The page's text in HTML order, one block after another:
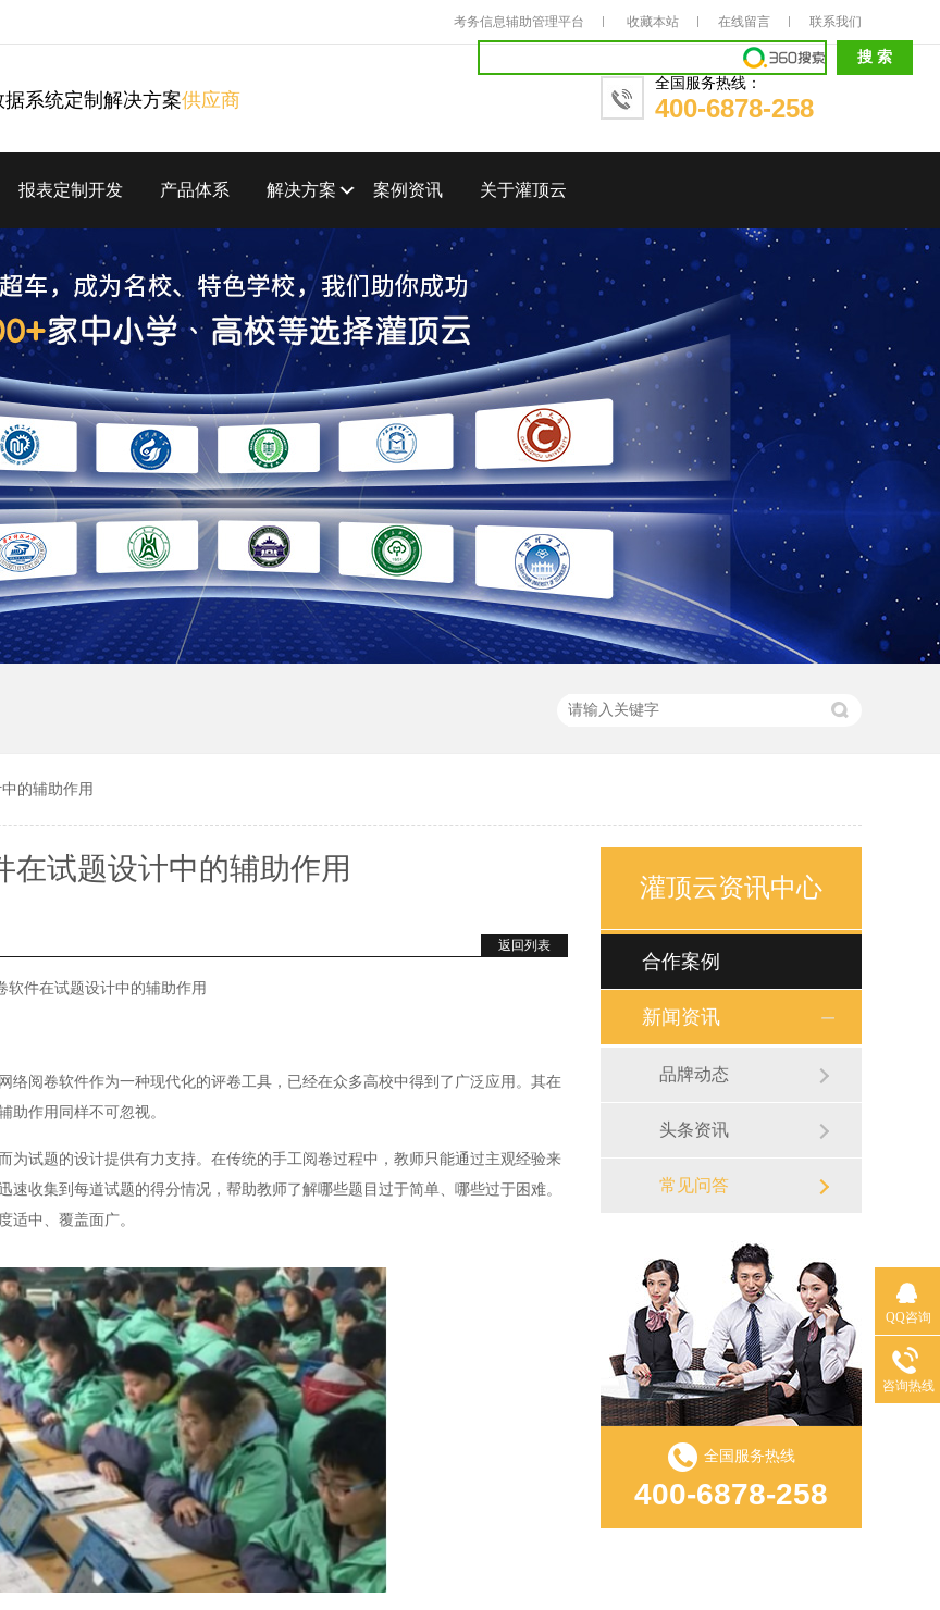
考务信息辅助管理平台 收藏本站 在线留言 联系我们
系统定制解决方案供应商
全国服务热线：
400-6878-258
报表定制开发 产品体系 解决方案 案例资讯 关于灌顶云
的辅助作用
在试题设计中的辅助作用
返回列表
软件在试题设计中的辅助作用
阅卷软件作为一种现代化的评卷工具，已经在众多高校中得到了广泛应用。其在
助作用同样不可忽视。
试题的设计提供有力支持。在传统的手工阅卷过程中，教师只能通过主观经验来
收集到每道试题的得分情况，帮助教师了解哪些题目过于简单、哪些过于困难。
适中、覆盖面广。
灌顶云资讯中心
合作案例
新闻资讯
品牌动态
头条资讯
常见问答
全国服务热线
400-6878-258
QQ咨询
咨询热线